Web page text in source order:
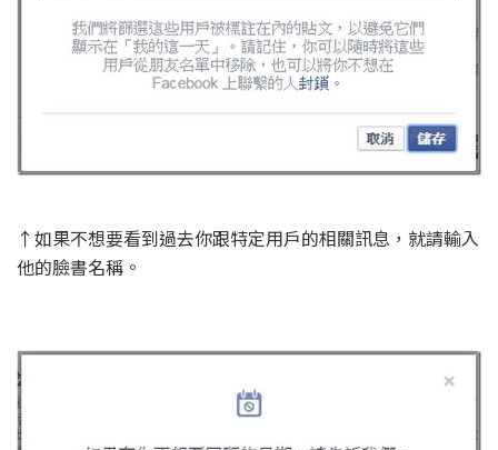
↑如果不想要看到過去你跟特定用戶的相關訊息，就請輸入
他的臉書名稱。